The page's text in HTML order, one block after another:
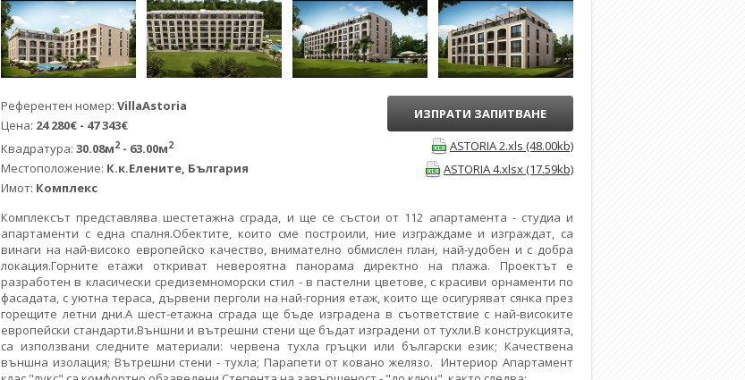
ИЗПРАТИ ЗАПИТВАНЕ
ASTORIA 2.xls (48.00kb)
ASTORIA 4.xlsx (17.59kb)
Референтен номер: VillaAstoria
Цена: 24 280€ - 47 343€
Квадратура: 30.08м2 - 63.00м2
Местоположение: К.к.Елените, България
Имот: Комплекс
Комплексът представлява шестетажна сграда, и ще се състои от 112 апартамента - студиа и
апартаменти с една спалня.Обектите, които сме построили, ние изграждаме и изграждат, са
винаги на най-високо европейско качество, внимателно обмислен план, най-удобен и с добра
локация.Горните етажи откриват невероятна панорама директно на плажа. Проектът е
разработен в класически средиземноморски стил - в пастелни цветове, с красиви орнаменти по
фасадата, с уютна тераса, дървени перголи на най-горния етаж, които ще осигуряват сянка през
горещите летни дни.А шест-етажна сграда ще бъде изградена в съответствие с най-високите
европейски стандарти.Външни и вътрешни стени ще бъдат изградени от тухли.В конструкцията,
са използвани следните материали: червена тухла гръцки или български език; Качествена
външна изолация; Вътрешни стени - тухла; Парапети от ковано желязо. Интериор Апартамент